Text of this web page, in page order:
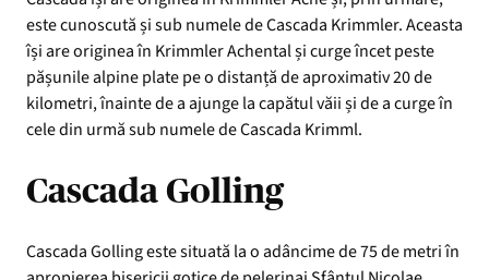
este cunoscută și sub numele de Cascada Krimmler. Aceasta
își are originea în Krimmler Achental și curge încet peste
pășunile alpine plate pe o distanță de aproximativ 20 de
kilometri, înainte de a ajunge la capătul văii și de a curge în
cele din urmă sub numele de Cascada Krimml.
Cascada Golling
Cascada Golling este situată la o adâncime de 75 de metri în